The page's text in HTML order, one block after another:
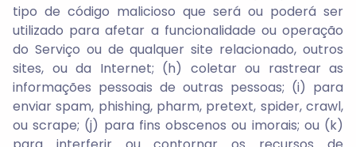
tipo de código malicioso que será ou poderá ser
utilizado para afetar a funcionalidade ou operação
do Serviço ou de qualquer site relacionado, outros
sites, ou da Internet; (h) coletar ou rastrear as
informações pessoais de outras pessoas; (i) para
enviar spam, phishing, pharm, pretext, spider, crawl,
ou scrape; (j) para fins obscenos ou imorais; ou (k)